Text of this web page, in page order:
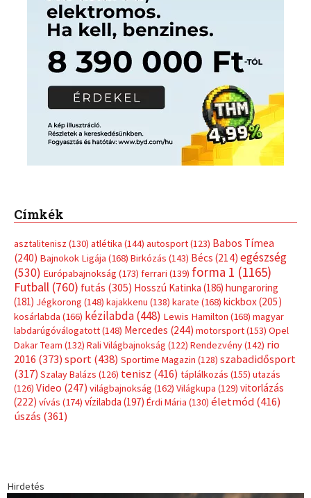
Címkék
asztalitenisz (130) atlétika (144) autosport(123) Babos Tímea
(240) Bajnokok Ligája (168) Birkózás (143) Bécs (214) egészség
(530) Európabajnokság (173) ferrari (139) forma 1 (1165)
Futball (760) futás (305) Hosszú Katinka (186) hungaroring
(181) Jégkorong (148) kajakkenu (138) karate (168) kickbox(205)
kosárlabda (166) kézilabda(448) Lewis Hamilton (168) magyar
labdarúgóválogatott(148) Mercedes (244) motorsport(153) Opel
Dakar Team (132) Rali Világbajnokság (122) Rendezvény(142) rio
2016 (373) sport(438) Sportime Magazin (128) szabadidősport
(317) Szalay Balázs (126) tenisz (416) táplálkozás (155) utazás
(126) Video (247) világbajnokság (162) Világkupa (129) vitorlázás
(222) vívás (174) vízilabda (197) Érdi Mária (130) életmód(416)
úszás (361)
Hirdetés